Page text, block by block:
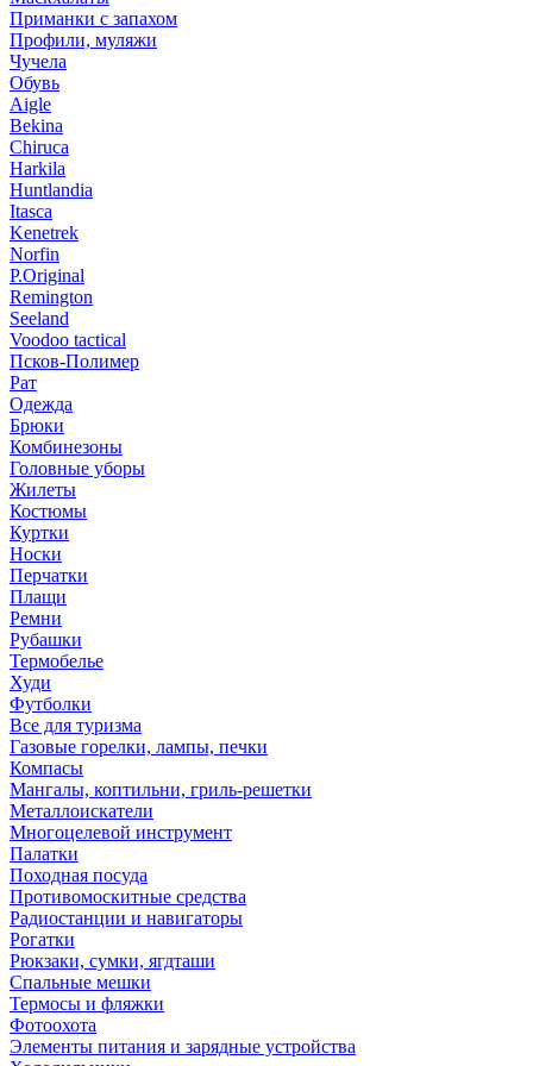
Приманки с запахом
Профили, муляжи
Чучела
Обувь
Aigle
Bekina
Chiruсa
Harkila
Huntlandia
Itasca
Kenetrek
Norfin
P.Original
Remington
Seeland
Voodoo tactical
Псков-Полимер
Рат
Одежда
Брюки
Комбинезоны
Головные уборы
Жилеты
Костюмы
Куртки
Носки
Перчатки
Плащи
Ремни
Рубашки
Термобелье
Худи
Футболки
Все для туризма
Газовые горелки, лампы, печки
Компасы
Мангалы, коптильни, гриль-решетки
Металлоискатели
Многоцелевой инструмент
Палатки
Походная посуда
Противомоскитные средства
Радиостанции и навигаторы
Рогатки
Рюкзаки, сумки, ягдташи
Спальные мешки
Термосы и фляжки
Фотоохота
Элементы питания и зарядные устройства